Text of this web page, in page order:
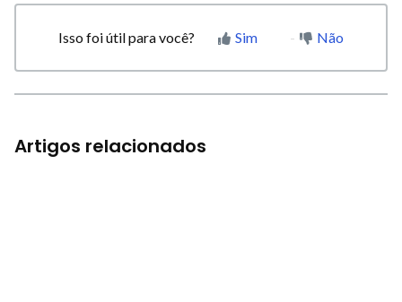
Isso foi útil para você? Sim Não
Artigos relacionados